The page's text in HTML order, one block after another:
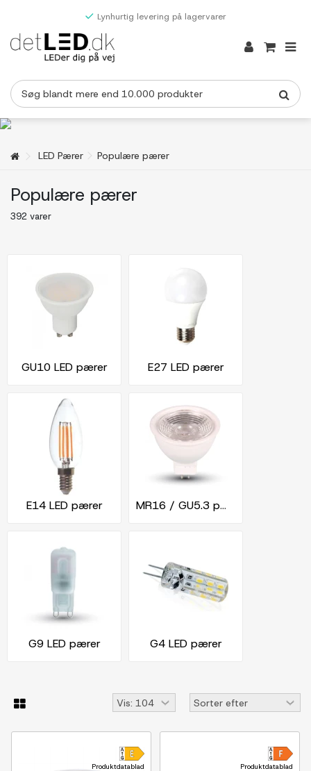
Lynhurtig levering på lagervarer
LED Pærer Populære pærer
Populære pærer
392 varer
GU10 LED pærer E27 LED pærer
E14 LED pærer MR16 / GU5.3 pærer
G9 LED pærer G4 LED pærer
Produktdatablad Produktdatablad